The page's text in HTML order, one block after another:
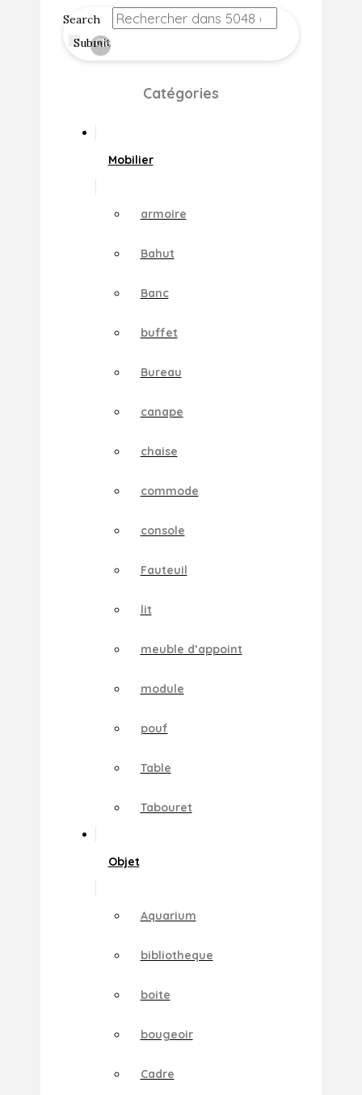
Search
Submit
Clear
Catégories
Mobilier
armoire
Bahut
Banc
buffet
Bureau
canape
chaise
commode
console
Fauteuil
lit
meuble d’appoint
module
pouf
Table
Tabouret
Objet
Aquarium
bibliotheque
boite
bougeoir
Cadre